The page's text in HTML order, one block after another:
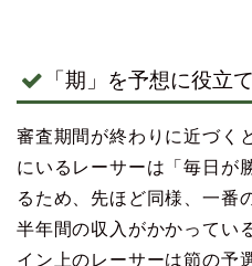
「期」を予想に役立
審査期間が終わりに近づく
にいるレーサーは「毎日が
るため、先ほど同様、一番
半年間の収入がかかってい
イン上のレーサーは節の予